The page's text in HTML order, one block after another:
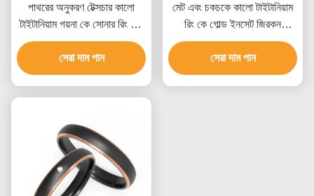
পাথরের অনুকরণ টেক্সচার কালো
টাইটানিয়াম গয়না কে সোনার রিং সেট
জিরকন দম্পতি রিং
সেরা দাম পান
মেট এবং চকচকে কালো টাইটানিয়াম
রিং কে গোল্ড ইনসেট জিরকন
ডিজাইনের সাথে পোলিশ করা
সেরা দাম পান